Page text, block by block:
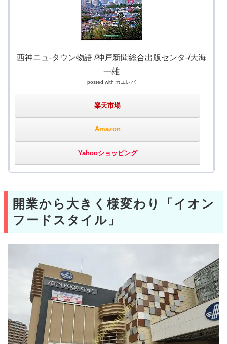
西神ニュ-タウン物語 /神戸新聞総合出版センタ-/大海
一雄
posted with カエレバ
楽天市場
Amazon
Yahooショッピング
開業から大きく様変わり「イオン
フードスタイル」